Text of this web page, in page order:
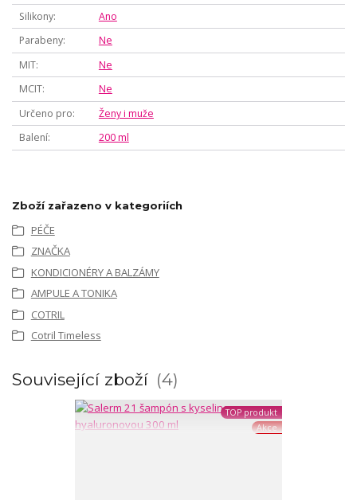
Silikony
Ano
Parabeny
Ne
MIT
Ne
MCIT
Ne
Určeno pro
Ženy i muže
Balení
200 ml
Zboží zařazeno v kategoriích
PÉČE
ZNAČKA
KONDICIONÉRY A BALZÁMY
AMPULE A TONIKA
COTRIL
Cotril Timeless
Související zboží 4
TOP produkt
Akce